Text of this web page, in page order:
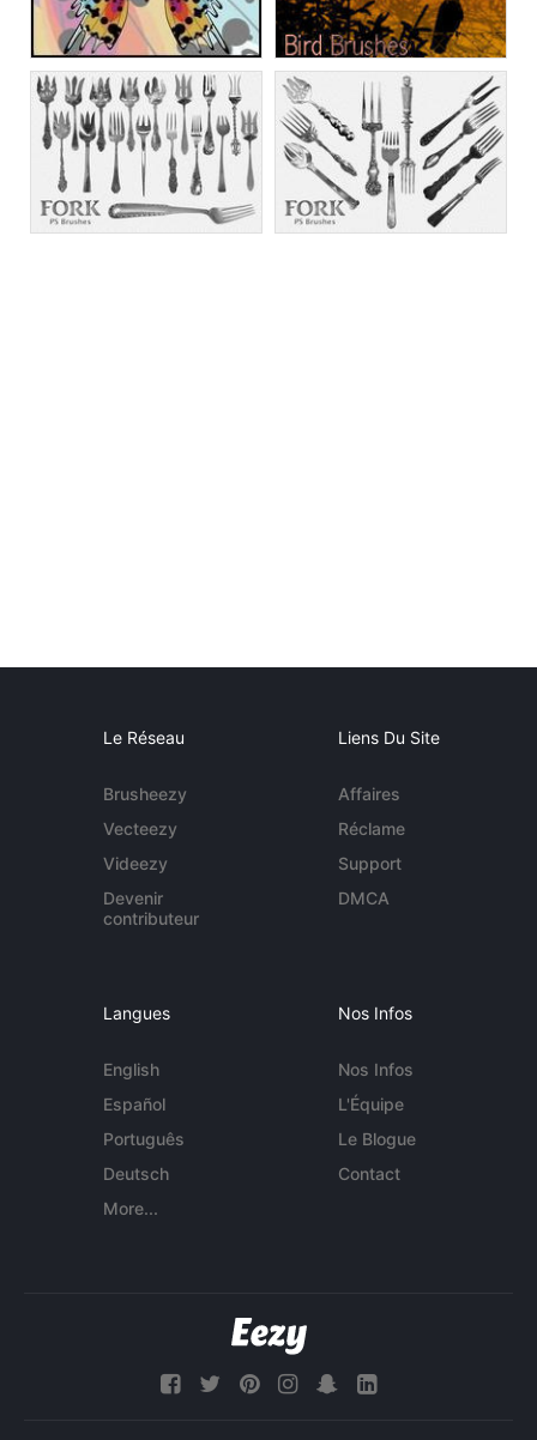
Le Réseau
Brusheezy
Vecteezy
Videezy
Devenir
contributeur
Liens Du Site
Affaires
Réclame
Support
DMCA
Langues
English
Español
Português
Deutsch
More...
Nos Infos
Nos Infos
L'Équipe
Le Blogue
Contact